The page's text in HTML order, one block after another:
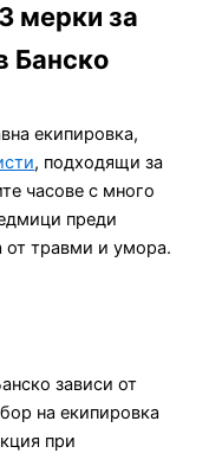
мерки за
Банско
екипировка,
, подходящи за
часове с много
преди
от травми и умора.
зависи от
на екипировка
при